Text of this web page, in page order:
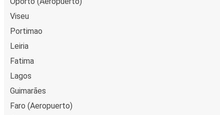
Viseu
Portimao
Leiria
Fatima
Lagos
Guimarães
Faro (Aeropuerto)